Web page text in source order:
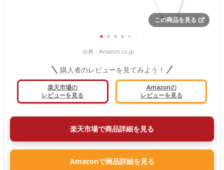
この商品を見る
出典： Amazon.co.jp
購入者のレビューを見てみよう！
楽天市場の
レビューを見る
Amazonの
レビューを見る
楽天市場で商品詳細を見る
Amazonで商品詳細を見る